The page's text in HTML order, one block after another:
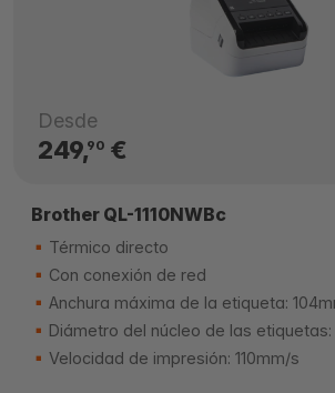
Desde
249,90€
Brother QL-1110NWBc
Térmico directo
Con conexión de red
Anchura máxima de la etiqueta:
Diámetro del núcleo de las etiquetas:
Velocidad de impresión: 110mm/s